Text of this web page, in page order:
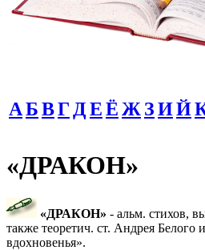
АБВГ ДЕЁ Ж ЗИЙ
«ДРАКОН»
«ДРАКОН» - альм. стихов,
также теоретич. ст. Андрея Белого
вдохновенья».